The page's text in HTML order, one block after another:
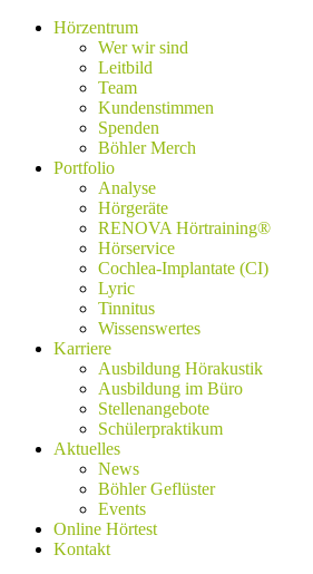
Hörzentrum
Wer wir sind
Leitbild
Team
Kundenstimmen
Spenden
Böhler Merch
Portfolio
Analyse
Hörgeräte
RENOVA Hörtraining®
Hörservice
Cochlea-Implantate (CI)
Lyric
Tinnitus
Wissenswertes
Karriere
Ausbildung Hörakustik
Ausbildung im Büro
Stellenangebote
Schülerpraktikum
Aktuelles
News
Böhler Geflüster
Events
Online Hörtest
Kontakt